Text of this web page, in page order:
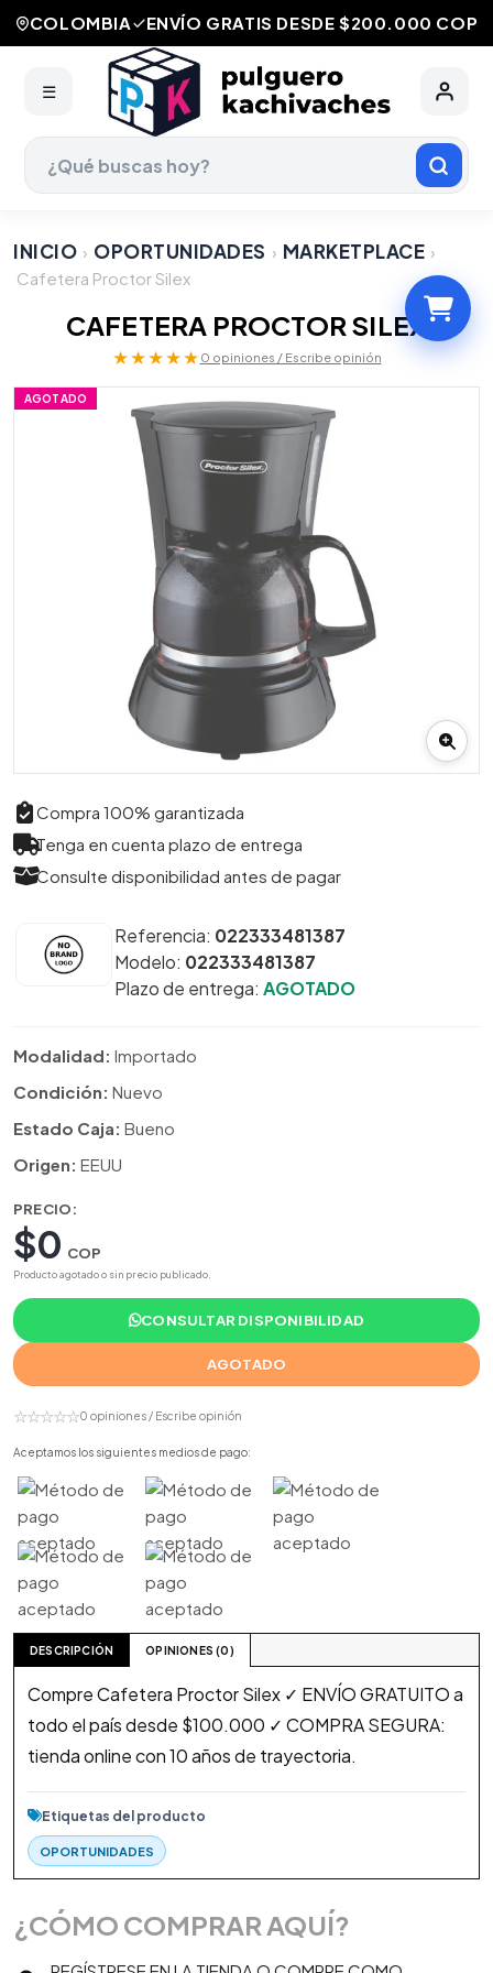
COLOMBIA ENVÍO GRATIS DESDE $200.000 COP
☰
INICIO › OPORTUNIDADES › MARKETPLACE ›
Cafetera Proctor Silex
CAFETERA PROCTOR SILEX
★★★★★ 0 opiniones / Escribe opinión
AGOTADO
Compra 100% garantizada
Tenga en cuenta plazo de entrega
Consulte disponibilidad antes de pagar
Referencia: 022333481387
Modelo: 022333481387
Plazo de entrega: AGOTADO
Modalidad: Importado
Condición: Nuevo
Estado Caja: Bueno
Origen: EEUU
PRECIO:
$0 COP
Producto agotado o sin precio publicado.
CONSULTAR DISPONIBILIDAD
AGOTADO
☆☆☆☆☆0 opiniones / Escribe opinión
Aceptamos los siguientes medios de pago:
DESCRIPCIÓN OPINIONES (0)
Compre Cafetera Proctor Silex ✓ ENVÍO GRATUITO a
todo el país desde $100.000 ✓ COMPRA SEGURA:
tienda online con 10 años de trayectoria.
Etiquetas del producto
OPORTUNIDADES
¿CÓMO COMPRAR AQUÍ?